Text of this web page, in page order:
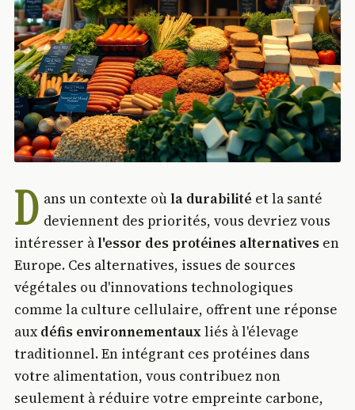
D ans un contexte oùla durabilité et la santé
deviennent des priorités, vous devriez vous
intéresser àl'essor des protéines alternatives en
Europe. Ces alternatives, issues de sources
végétales ou d'innovations technologiques
comme la culture cellulaire, offrent une réponse
aux défis environnementauxliés à l'élevage
traditionnel. En intégrant ces protéines dans
votre alimentation, vous contribuez non
seulement à réduire votre empreinte carbone,